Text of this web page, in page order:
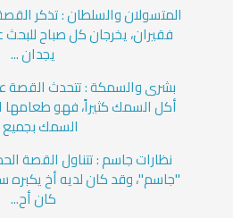
المتسولان والسلطان : تذكر
فقيران، يخرجان كل صباح للبحث
يجدان ...
بشرى والسمكة : تتحدث
أكل السمك كثيراً، فهو
السمك بجميع
نظارات جاسم : تتناول القصة
"جاسم"، وقد كان لديه أخ يكبره
كان أح...